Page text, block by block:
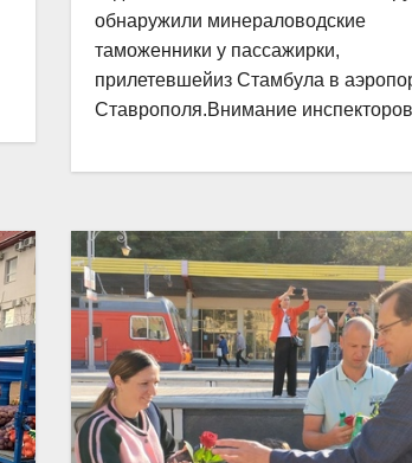
обнаружили минераловодские
таможенники у пассажирки,
прилетевшейиз Стамбула в
Ставрополя.Внимание